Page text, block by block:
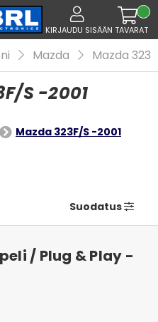
KIRJAUDU SISÄÄN TAVARAT
Mazda Mazda 323
S -2001
Mazda 323F/S -2001
Suodatus
/ Plug & Play -